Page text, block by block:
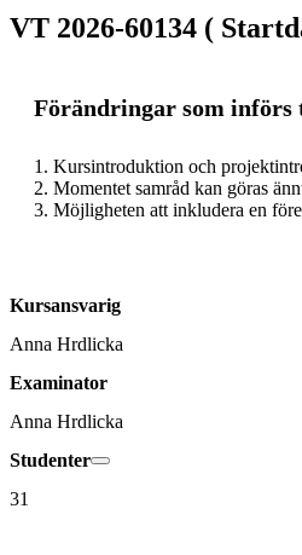
VT 2026-60134 (
Förändringar som införs
1. Kursintroduktion och
2. Momentet samråd kan göras
Kursansvarig
Anna Hrdlicka
Examinator
Anna Hrdlicka
Studenter
31